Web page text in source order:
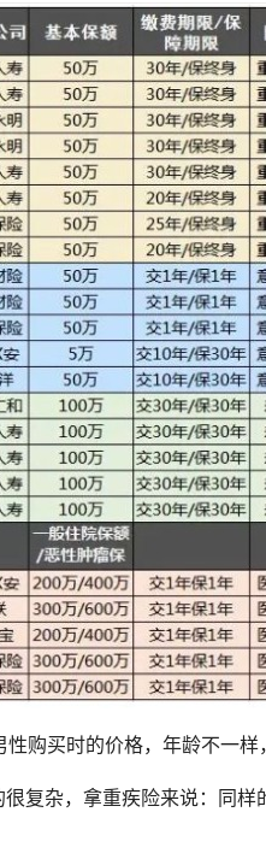
购买时的价格，年龄不一
复杂，拿重疾险来说：同